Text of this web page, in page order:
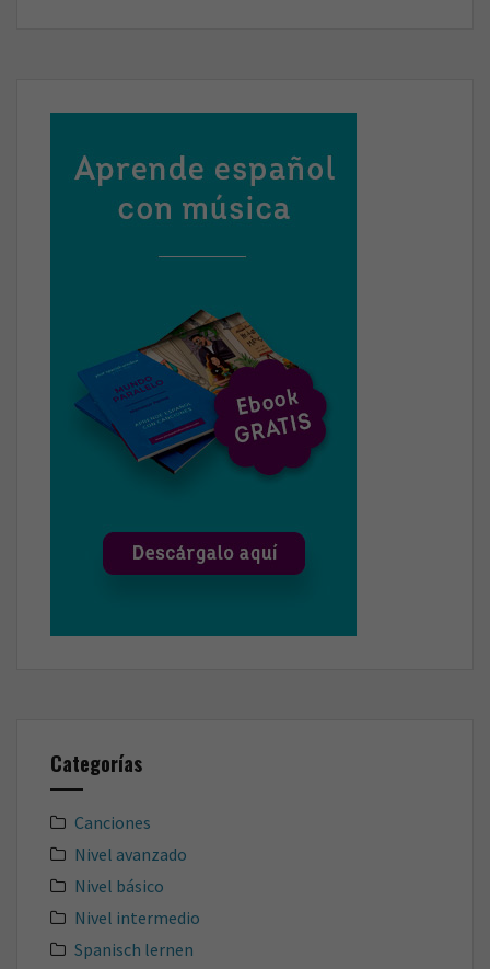
Categorías
Canciones
Nivel avanzado
Nivel básico
Nivel intermedio
Spanisch lernen